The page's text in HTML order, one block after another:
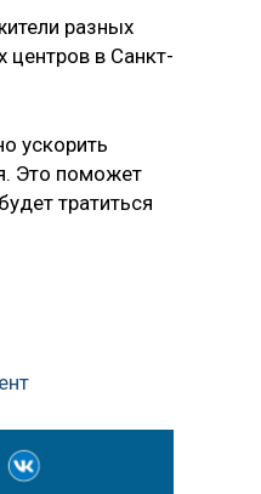
разных
центров в Санкт-
ускорить
Это поможет
тратиться